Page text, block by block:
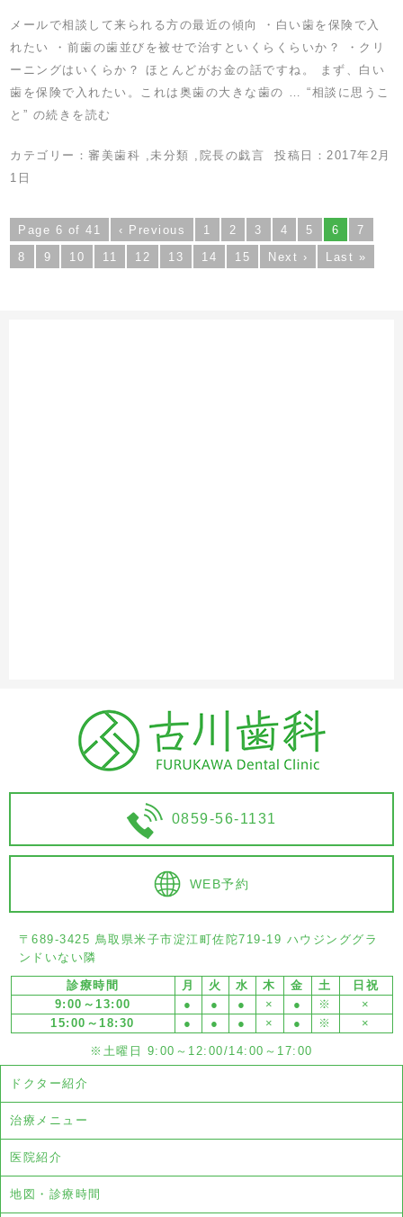
メールで相談して来られる方の最近の傾向 ・白い歯を保険で入
れたい ・前歯の歯並びを被せで治すといくらくらいか？ ・クリ
ーニングはいくらか？ ほとんどがお金の話ですね。 まず、白い
歯を保険で入れたい。これは奥歯の大きな歯の …“相談に思うこ
と” の続きを読む
カテゴリー：審美歯科 ,未分類 , 院長の戯言 投稿日：2017年2月
1日
Page 6 of 41 ‹ Previous 1 2 3 4 5 6
7
8
9 10 11 12 13 14 15 Next › Last »
0859-56-1131
WEB予約
〒689-3425 鳥取県米子市淀江町佐陀719-19 ハウジンググラ
ンドいない隣
診療時間 月 火 水 木 金 土
日祝
9:00～13:00
● ● ● × ● ※
×
15:00～18:30
● ● ● × ● ※ ×
※土曜日 9:00～12:00/14:00～17:00
ドクター紹介
治療メニュー
医院紹介
地図・診療時間